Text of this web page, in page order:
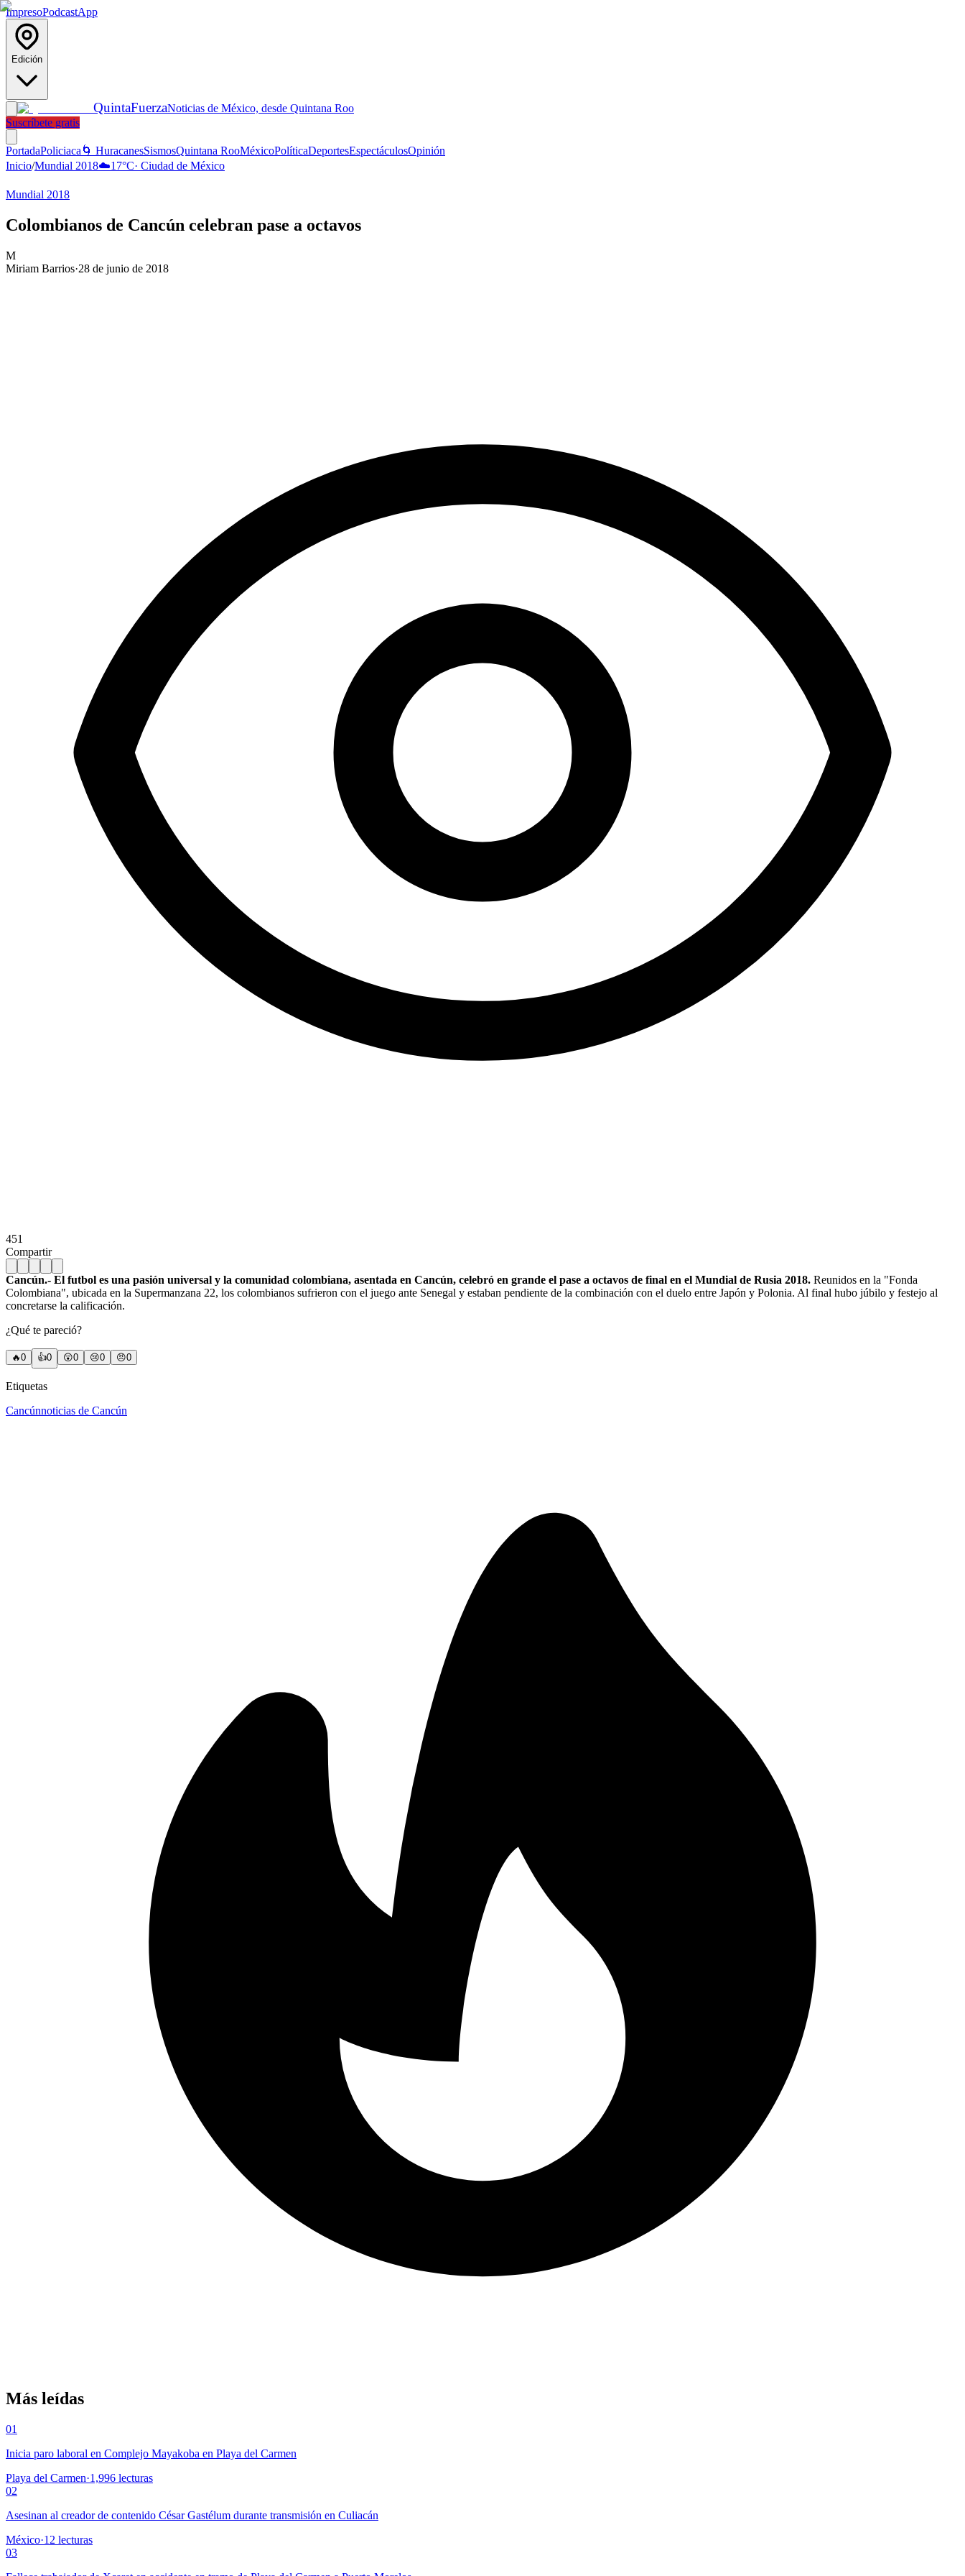
ImpresoPodcastApp
Edición
QuintaFuerzaNoticias de México, desde Quintana Roo
Suscríbete gratis
PortadaPoliciaca 🌀 HuracanesSismosQuintana RooMéxicoPolíticaDeportesEspectáculosOpinión
Inicio/Mundial 2018☁️17°C· Ciudad de México
Mundial 2018
Colombianos de Cancún celebran pase a octavos
M
Miriam Barrios·28 de junio de 2018
451
Compartir
Cancún.- El futbol es una pasión universal y la comunidad colombiana, asentada en Cancún, celebró en grande el pase a octavos de final en el Mundial de Rusia 2018. Reunidos en la "Fonda
Colombiana", ubicada en la Supermanzana 22, los colombianos sufrieron con el juego ante Senegal y estaban pendiente de la combinación con el duelo entre Japón y Polonia. Al final hubo júbilo y festejo al
concretarse la calificación.
¿Qué te pareció?
🔥0 👍0 😲0 😢0 😠0
Etiquetas
Cancúnnoticias de Cancún
Más leídas
01
Inicia paro laboral en Complejo Mayakoba en Playa del Carmen
Playa del Carmen·1,996 lecturas
02
Asesinan al creador de contenido César Gastélum durante transmisión en Culiacán
México·12 lecturas
03